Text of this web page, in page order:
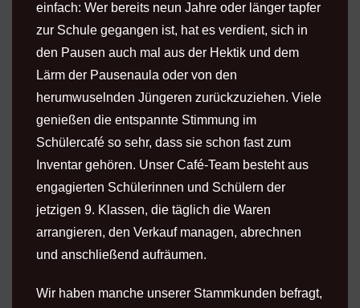
einfach: Wer bereits neun Jahre oder länger tapfer
zur Schule gegangen ist, hat es verdient, sich in
den Pausen auch mal aus der Hektik und dem
Lärm der Pausenaula oder von den
herumwuselnden Jüngeren zurückzuziehen. Viele
genießen die entspannte Stimmung im
Schülercafé so sehr, dass sie schon fast zum
Inventar gehören. Unser Café-Team besteht aus
engagierten Schülerinnen und Schülern der
jetzigen 9. Klassen, die täglich die Waren
arrangieren, den Verkauf managen, abrechnen
und anschließend aufräumen.
Wir haben manche unserer Stammkunden befragt,